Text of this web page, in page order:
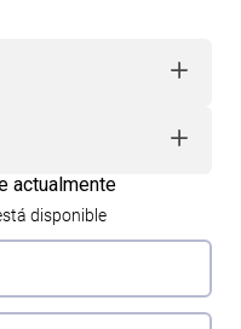
actualmente
disponible